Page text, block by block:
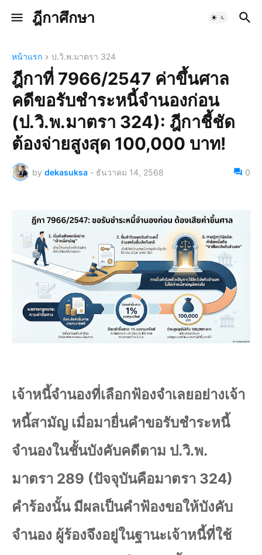
ฎีกาศึกษา
หน้าแรก ป.วิ.พ.มาตรา 324
ฎีกาที่ 7966/2547 ค่าขึ้นศาล
คดีขอรับชำระหนี้จำนองก่อน
(ป.วิ.พ.มาตรา 324): ฎีกาชี้ชัด
ต้องจ่ายสูงสุด 100,000 บาท!
by dekasuksa - ธันวาคม 14, 2568 0
เจ้าหนี้จำนองที่เลือกฟ้องจำเลยอย่างเจ้า
หนี้สามัญ เมื่อมายื่นคำขอรับชำระหนี้
จำนองในชั้นบังคับคดีตาม ป.วิ.พ.
มาตรา 289 (ปัจจุบันคือมาตรา 324)
คำร้องนั้น มีผลเป็นคำฟ้องขอให้บังคับ
จำนอง ผู้ร้องจึงอยู่ในฐานะเจ้าหนี้ที่ใช้